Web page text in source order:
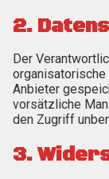
2.
Der
organisatorische
Anbieter
vorsätzliche
den Zugriff
3.